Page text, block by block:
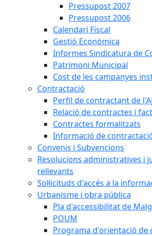
Pressupost 2007
Pressupost 2006
Calendari Fiscal
Gestió Econòmica
Informes Sindicatura de
Patrimoni Municipal
Cost de les campanyes
Contractació
Perfil de contractant de
Relació de contractes i
Contractes formalitzats
Informació de
Convenis i Subvencions
Resolucions administratives i
rellevants
Sol·licituds d'accés a la
Urbanisme i obra pública
Pla d'accessibilitat de
POUM
Programa d'orientació de